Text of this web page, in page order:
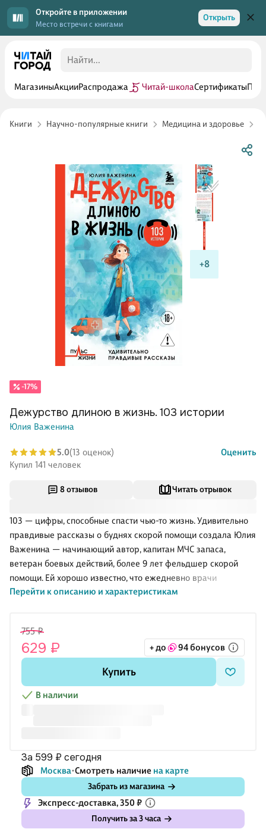
Откройте в приложении
Место встречи с книгами
Открыть
МагазиныАкцииРаспродажа Читай-школаСертификаты
Книги Научно-популярные книги Медицина и здоровье
+8
8 отзывов Читать отрывок
103 — цифры, способные спасти чью-то жизнь. Удивительно
правдивые рассказы о буднях скорой помощи создала Юлия
Важенина — начинающий автор, капитан МЧС запаса,
ветеран боевых действий, более 9 лет фельдшер скорой
помощи. Ей хорошо известно, что ежедневно врачи
сталкиваются с вопросами, выходящими далеко за рамки
Это поистине согревающая и вдохновляющая книга о
смысле жизни, поиске и вере в Бога. Исследование
человеческой силы, стойкости и способности к сочувствию.
Перейти к описанию и характеристикам
-17%
Дежурство длиною в жизнь. 103 истории
Юлия Важенина
5.0(13 оценок)
Оценить
Купил 141 человек
755 ₽
629 ₽ + до 94 бонусов
Купить
В наличии
за 599 ₽ сегодня
Москва Смотреть наличие на карте
Забрать из магазина
Экспресс-доставка, 350 ₽
Получить за 3 часа